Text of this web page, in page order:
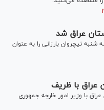
عراق شد
نیچروان بارزانی را به عنوان
عراق با ظریف
با وزیر امور خارجه جمهوری